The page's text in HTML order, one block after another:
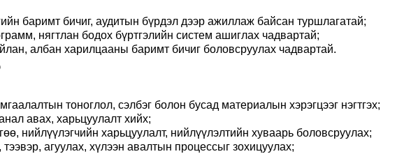
баримт бичиг, аудитын бүрдэл дээр ажиллаж байсан туршлагатай;
нягтлан бодох бүртгэлийн систем ашиглах чадвартай;
албан харилцааны баримт бичиг боловсруулах чадвартай.
тоноглол, сэлбэг болон бусад материалын хэрэгцээг нэгтгэх;
авах, харьцуулалт хийх;
нийлүүлэгчийн харьцуулалт, нийлүүлэлтийн хуваарь боловсруулах;
агуулах, хүлээн авалтын процессыг зохицуулах;